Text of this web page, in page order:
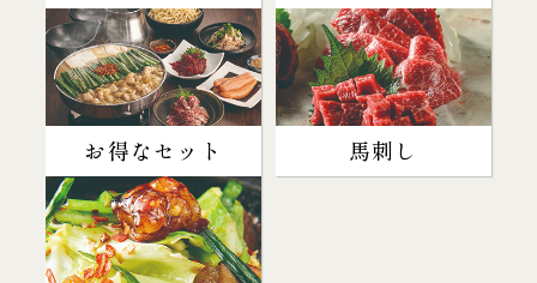
お得なセット 馬刺し